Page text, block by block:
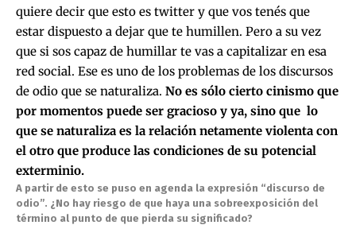
quiere decir que esto es twitter y que vos tenés que
estar dispuesto a dejar que te humillen. Pero a su vez
que si sos capaz de humillar te vas a capitalizar en esa
red social. Ese es uno de los problemas de los discursos
de odio que se naturaliza. No es sólo cierto cinismo que
por momentos puede ser gracioso y ya, sino que lo
que se naturaliza es la relación netamente violenta con
el otro que produce las condiciones de su potencial
exterminio.
A partir de esto se puso en agenda la expresión “discurso de
odio”. ¿No hay riesgo de que haya una sobreexposición del
término al punto de que pierda su significado?